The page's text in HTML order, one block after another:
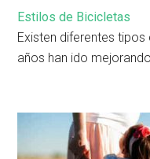
Estilos de Bicicletas
Existen diferentes
años han ido